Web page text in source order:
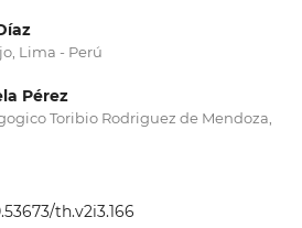
Lima - Perú
Pérez
Toribio Rodriguez de Mendoza,
th.v2i3.166